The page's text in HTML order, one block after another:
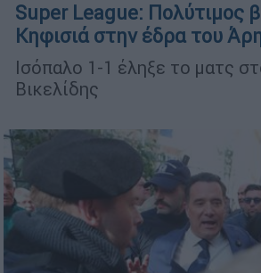
Super League: Πολύτιμος
Κηφισιά στην έδρα του
Ισόπαλο 1-1 έληξε το ματς
Βικελίδης